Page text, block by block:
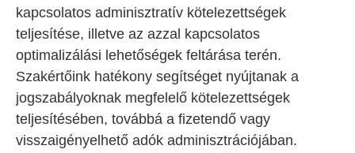
kapcsolatos adminisztratív kötelezettségek
teljesítése, illetve az azzal kapcsolatos
optimalizálási lehetőségek feltárása terén.
Szakértőink hatékony segítséget nyújtanak a
jogszabályoknak megfelelő kötelezettségek
teljesítésében, továbbá a fizetendő vagy
visszaigényelhető adók adminisztrációjában.